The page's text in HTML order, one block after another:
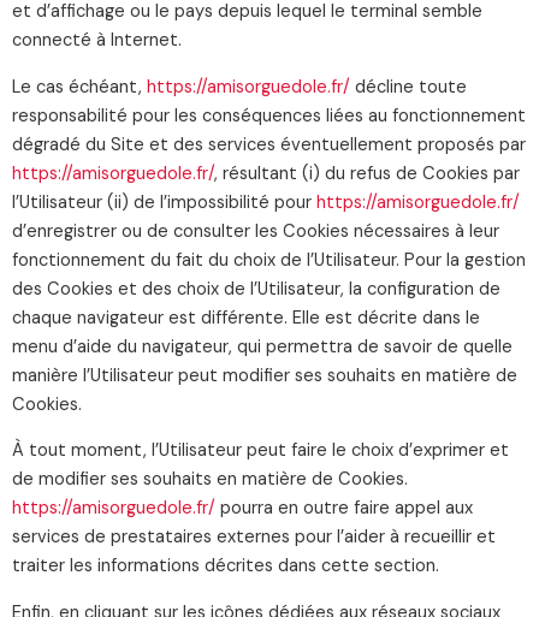
et d’affichage ou le pays depuis lequel le terminal semble
connecté à Internet.
Le cas échéant, https://amisorguedole.fr/ décline toute
responsabilité pour les conséquences liées au fonctionnement
dégradé du Site et des services éventuellement proposés par
https://amisorguedole.fr/, résultant (i) du refus de Cookies par
l’Utilisateur (ii) de l’impossibilité pour https://amisorguedole.fr/
d’enregistrer ou de consulter les Cookies nécessaires à leur
fonctionnement du fait du choix de l’Utilisateur. Pour la gestion
des Cookies et des choix de l’Utilisateur, la configuration de
chaque navigateur est différente. Elle est décrite dans le
menu d’aide du navigateur, qui permettra de savoir de quelle
manière l’Utilisateur peut modifier ses souhaits en matière de
Cookies.
À tout moment, l’Utilisateur peut faire le choix d’exprimer et
de modifier ses souhaits en matière de Cookies.
https://amisorguedole.fr/ pourra en outre faire appel aux
services de prestataires externes pour l’aider à recueillir et
traiter les informations décrites dans cette section.